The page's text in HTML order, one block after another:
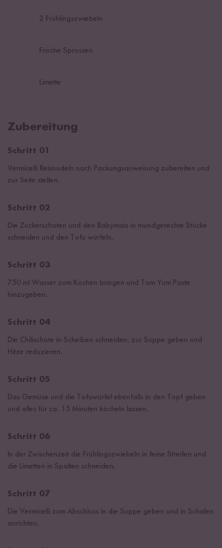
2 Frühlingszwiebeln
Frische Sprossen
Limette
Zubereitung
Schritt 01
Vermicelli Reisnudeln nach Packungsanweisung zubereiten und
zur Seite stellen.
Schritt 02
Die Zuckerschoten und den Babymais in mundgerechte Stücke
schneiden und den Tofu würfeln.
Schritt 03
750 ml Wasser zum Kochen bringen und Tom Yum Paste
hinzugeben.
Schritt 04
Die Chilischote in Scheiben schneiden, zur Suppe geben und
Hitze reduzieren.
Schritt 05
Das Gemüse und die Tofuwürfel ebenfalls in den Topf geben
und alles für ca. 15 Minuten köcheln lassen.
Schritt 06
In der Zwischenzeit die Frühlingszwiebeln in feine Streifen und
die Limetten in Spalten schneiden.
Schritt 07
Die Vermicelli zum Abschluss in die Suppe geben und in Schalen
anrichten.